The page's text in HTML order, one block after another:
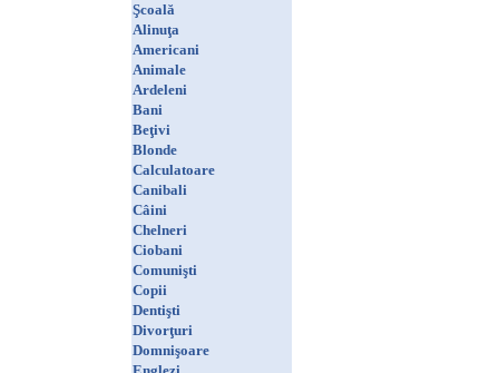
Şcoală
Alinuţa
Americani
Animale
Ardeleni
Bani
Beţivi
Blonde
Calculatoare
Canibali
Câini
Chelneri
Ciobani
Comunişti
Copii
Dentişti
Divorţuri
Domnişoare